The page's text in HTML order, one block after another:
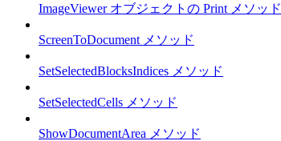
ImageViewer オブジェクトの Print メソッド
ScreenToDocument メソッド
SetSelectedBlocksIndices メソッド
SetSelectedCells メソッド
ShowDocumentArea メソッド